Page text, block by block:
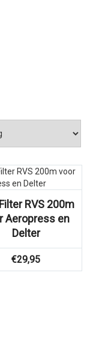
RVS 200m
Aeropress en
Delter
€29,95